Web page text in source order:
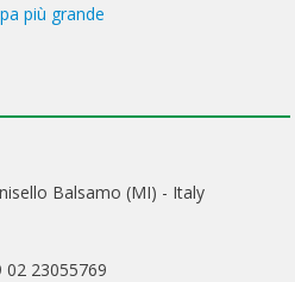
Balsamo (MI) - Italy
23055769